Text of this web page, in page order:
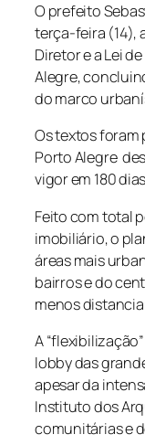
O prefeito
terça-feira (14),
Diretor e a Lei
Alegre,
do marco
Os textos foram
Porto Alegre
vigor em 180
Feito com total
imobiliário, o
áreas mais
bairros e do
menos
A
lobby das
apesar da
Instituto dos
comunitárias e